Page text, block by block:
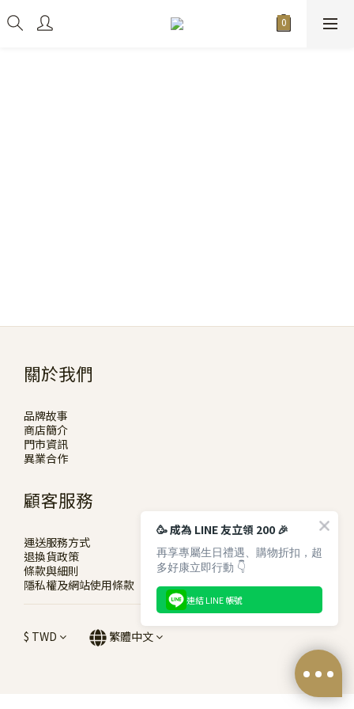
關於我們
品牌故事
商店簡介
門市資訊
異業合作
顧客服務
運送服務方式
退換貨政策
條款與細則
隱私權及網站使用條款
$ TWD 繁體中文
🥳 成為 LINE 友立領 200 🎉
再享專屬生日禮遇、購物折扣，超
多好康立即行動 👇
連結 LINE 帳號